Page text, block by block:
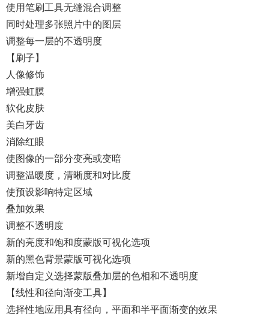
使用笔刷工具无缝混合调整
同时处理多张照片中的图层
调整每一层的不透明度
【刷子】
人像修饰
增强虹膜
软化皮肤
美白牙齿
消除红眼
使图像的一部分变亮或变暗
调整温暖度，清晰度和对比度
使预设影响特定区域
叠加效果
调整不透明度
新的亮度和饱和度蒙版可视化选项
新的黑色背景蒙版可视化选项
新增自定义选择蒙版叠加层的色相和不透明度
【线性和径向渐变工具】
选择性地应用具有径向，平面和半平面渐变的效果